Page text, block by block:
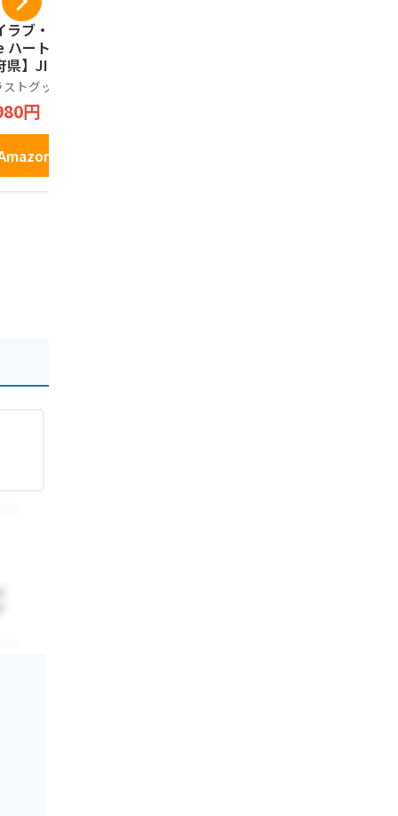
ラブ・京都（I L
ハート）【47都
県】JIMO-T ジ
ィ 地元 お土産
プレゼント Tシ
トグッズ工房
円
で見る